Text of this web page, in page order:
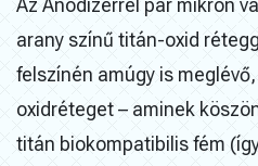
Az Anodizerrel pár mikron
arany színű titán-oxid
felszínén amúgy is
oxidréteget – aminek
titán biokompatibilis fém